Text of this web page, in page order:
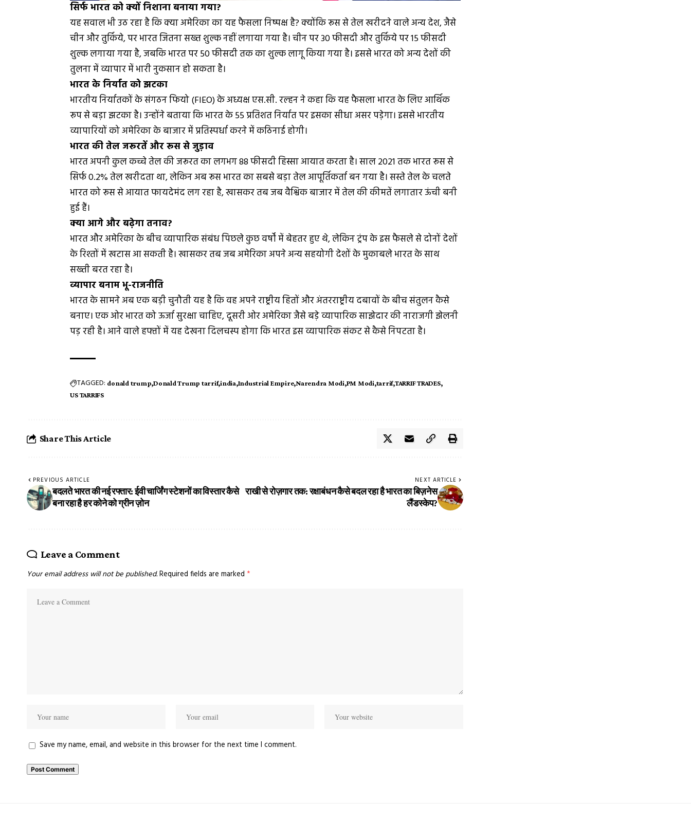
सिर्फ भारत को क्यों निशाना बनाया गया?
यह सवाल भी उठ रहा है कि क्या अमेरिका का यह फैसला निष्पक्ष है? क्योंकि रूस से तेल खरीदने वाले अन्य देश, जैसे
चीन और तुर्किये, पर भारत जितना सख्त शुल्क नहीं लगाया गया है। चीन पर 30 फीसदी और तुर्किये पर 15 फीसदी
शुल्क लगाया गया है, जबकि भारत पर 50 फीसदी तक का शुल्क लागू किया गया है। इससे भारत को अन्य देशों की
तुलना में व्यापार में भारी नुकसान हो सकता है।
भारत के निर्यात को झटका
भारतीय निर्यातकों के संगठन फियो (FIEO) के अध्यक्ष एस.सी. रल्हन ने कहा कि यह फैसला भारत के लिए आर्थिक
रूप से बड़ा झटका है। उन्होंने बताया कि भारत के 55 प्रतिशत निर्यात पर इसका सीधा असर पड़ेगा। इससे भारतीय
व्यापारियों को अमेरिका के बाजार में प्रतिस्पर्धा करने में कठिनाई होगी।
भारत की तेल जरूरतें और रूस से जुड़ाव
भारत अपनी कुल कच्चे तेल की जरूरत का लगभग 88 फीसदी हिस्सा आयात करता है। साल 2021 तक भारत रूस से
सिर्फ 0.2% तेल खरीदता था, लेकिन अब रूस भारत का सबसे बड़ा तेल आपूर्तिकर्ता बन गया है। सस्ते तेल के चलते
भारत को रूस से आयात फायदेमंद लग रहा है, खासकर तब जब वैश्विक बाजार में तेल की कीमतें लगातार ऊंची बनी
हुई हैं।
क्या आगे और बढ़ेगा तनाव?
भारत और अमेरिका के बीच व्यापारिक संबंध पिछले कुछ वर्षों में बेहतर हुए थे, लेकिन ट्रंप के इस फैसले से दोनों देशों
के रिश्तों में खटास आ सकती है। खासकर तब जब अमेरिका अपने अन्य सहयोगी देशों के मुकाबले भारत के साथ
सख्ती बरत रहा है।
व्यापार बनाम भू-राजनीति
भारत के सामने अब एक बड़ी चुनौती यह है कि वह अपने राष्ट्रीय हितों और अंतरराष्ट्रीय दबावों के बीच संतुलन कैसे
बनाए। एक ओर भारत को ऊर्जा सुरक्षा चाहिए, दूसरी ओर अमेरिका जैसे बड़े व्यापारिक साझेदार की नाराजगी झेलनी
पड़ रही है। आने वाले हफ्तों में यह देखना दिलचस्प होगा कि भारत इस व्यापारिक संकट से कैसे निपटता है।
TAGGED: donald trump Donald Trump tarrif india Industrial Empire Narendra Modi PM Modi tarrif TARRIF TRADES
US TARRIFS
Share This Article
PREVIOUS ARTICLE
बदलते भारत की नई रफ्तार: ईवी चार्जिंग स्टेशनों का विस्तार कैसे
बना रहा है हर कोने को ग्रीन ज़ोन
NEXT ARTICLE
राखी से रोज़गार तक: रक्षाबंधन कैसे बदल रहा है भारत का बिज़नेस
लैंडस्केप?
Leave a Comment
Your email address will not be published.Required fields are marked *
Save my name, email, and website in this browser for the next time I comment.